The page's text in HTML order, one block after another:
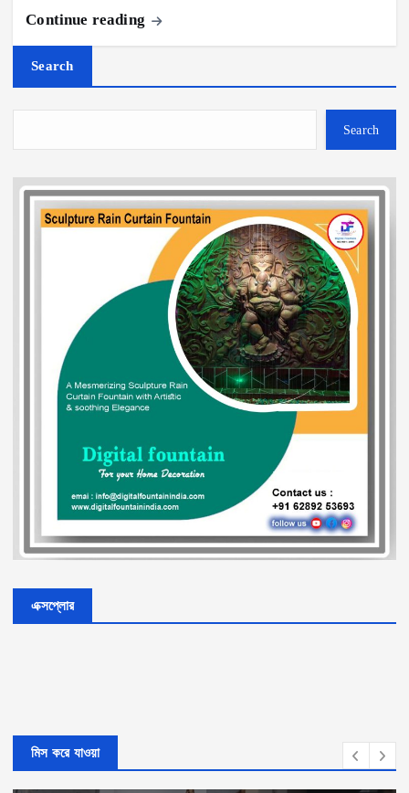
Continue reading
Search
Search
এক্সপ্লোর
মিস করে যাওয়া